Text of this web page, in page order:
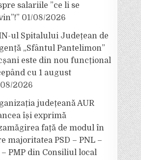
salariile ”ce li se
01/08/2026
ul Spitalului Județean de
„Sfântul Pantelimon”
este din nou funcțional
cu 1 august
2026
județeană AUR
își exprimă
față de modul în
majoritatea PSD – PNL –
– PMP din Consiliul local